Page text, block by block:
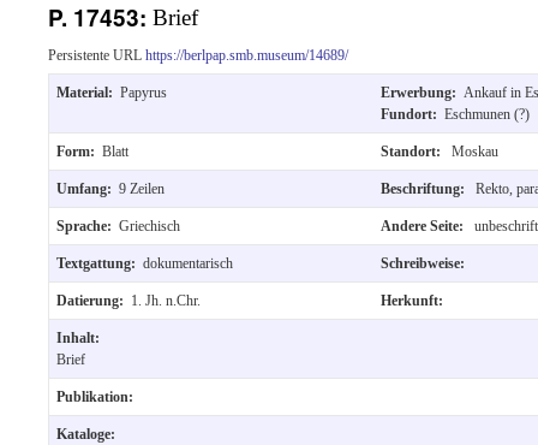
springen
P. 17453: Brief
Persistente URL https://berlpap.smb.museum/14689/
Material: Papyrus Erwerbung: Ankauf in
Fundort: Eschmunen (?)
Form: Blatt Standort: Moskau
Umfang: 9 Zeilen Beschriftung: Rekto,
Sprache: Griechisch Andere Seite:
Textgattung: dokumentarisch Schreibweise:
Datierung: 1. Jh. n.Chr. Herkunft:
Inhalt:
Brief
Publikation:
Kataloge: